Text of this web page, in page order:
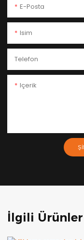
E-Posta
Isim
Telefon
Içerik
İlgili Ürünler